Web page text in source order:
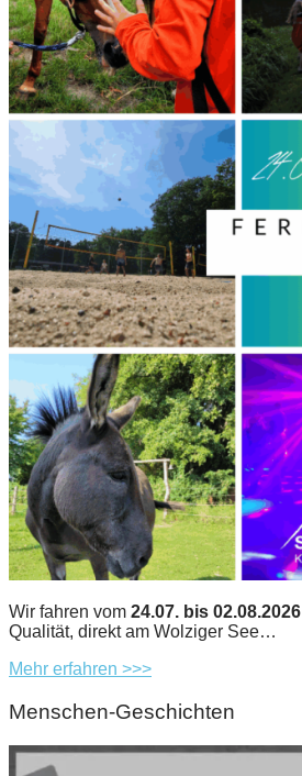
Wir fahren vom 24.07. bis 02.08.2026
Qualität, direkt am Wolziger See…
Mehr erfahren >>>
Menschen-Geschichten